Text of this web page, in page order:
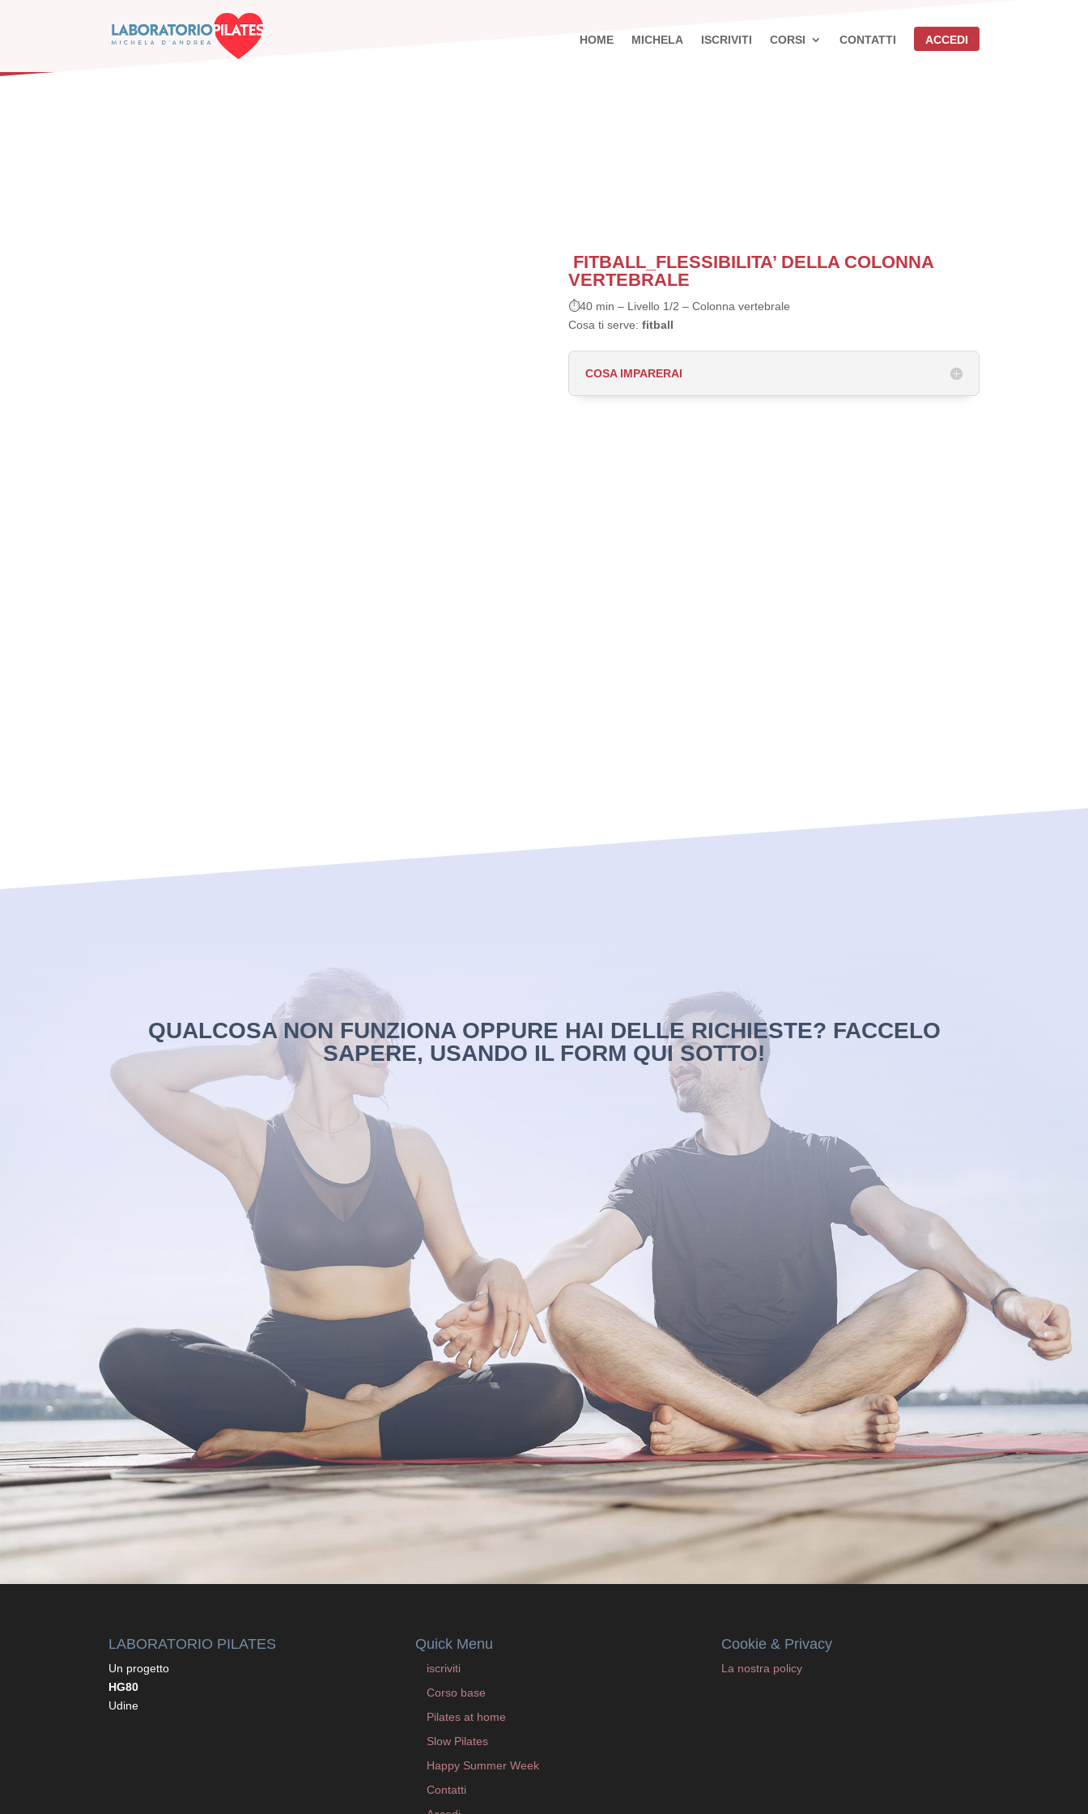
HOME MICHELA ISCRIVITI CORSI CONTATTI ACCEDI
FITBALL_FLESSIBILITA’ DELLA COLONNA
VERTEBRALE
⏱40 min – Livello 1/2 – Colonna vertebrale
Cosa ti serve: fitball
COSA IMPARERAI
QUALCOSA NON FUNZIONA OPPURE HAI DELLE RICHIESTE? FACCELO
SAPERE, USANDO IL FORM QUI SOTTO!
9 + 14= INVIA
LABORATORIO PILATES
Un progetto
HG80
Udine
Quick Menu
iscriviti
Corso base
Pilates at home
Slow Pilates
Happy Summer Week
Contatti
Cookie & Privacy
La nostra policy